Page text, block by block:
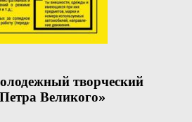
творческий
Великого»